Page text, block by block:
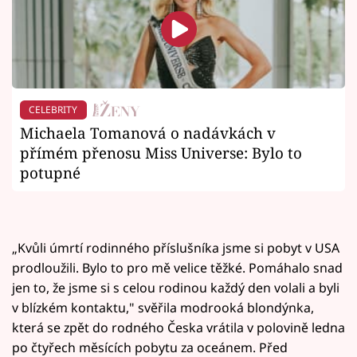
CELEBRITY
Michaela Tomanová o nadávkách v
přímém přenosu Miss Universe: Bylo to
potupné
„Kvůli úmrtí rodinného příslušníka jsme si pobyt v USA
prodloužili. Bylo to pro mě velice těžké. Pomáhalo snad
jen to, že jsme si s celou rodinou každý den volali a byli
v blízkém kontaktu," svěřila modrooká blondýnka,
která se zpět do rodného Česka vrátila v polovině ledna
po čtyřech měsících pobytu za oceánem. Před